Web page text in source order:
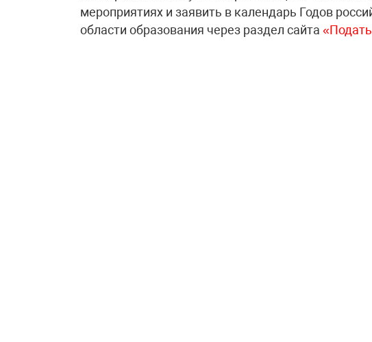
мероприятиях и заявить в календарь Годов
области образования через раздел сайта